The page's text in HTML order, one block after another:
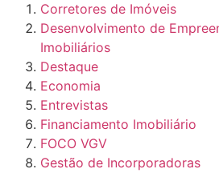
Corretores de Imóveis
Desenvolvimento de
Imobiliários
Destaque
Economia
Entrevistas
Financiamento Imobiliário
FOCO VGV
Gestão de Incorporadoras